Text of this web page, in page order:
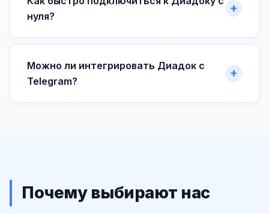
нуля?
Можно ли интегрировать Диадок с
Telegram?
Почему выбирают нас